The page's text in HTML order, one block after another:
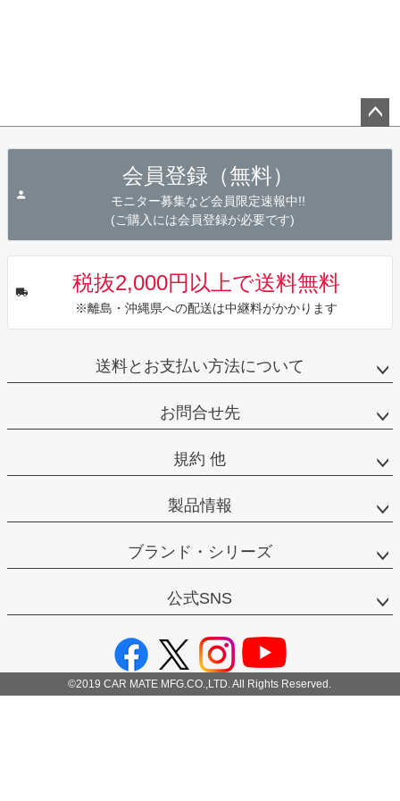
会員登録（無料）
モニター募集など会員限定速報中!!
(ご購入には会員登録が必要です)
税抜2,000円以上で送料無料
※離島・沖縄県への配送は中継料がかかります
送料とお支払い方法について
お問合せ先
規約 他
製品情報
ブランド・シリーズ
公式SNS
©2019 CAR MATE MFG.CO.,LTD. All Rights Reserved.